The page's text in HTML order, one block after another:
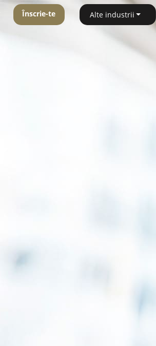
Înscrie-te Alte industrii